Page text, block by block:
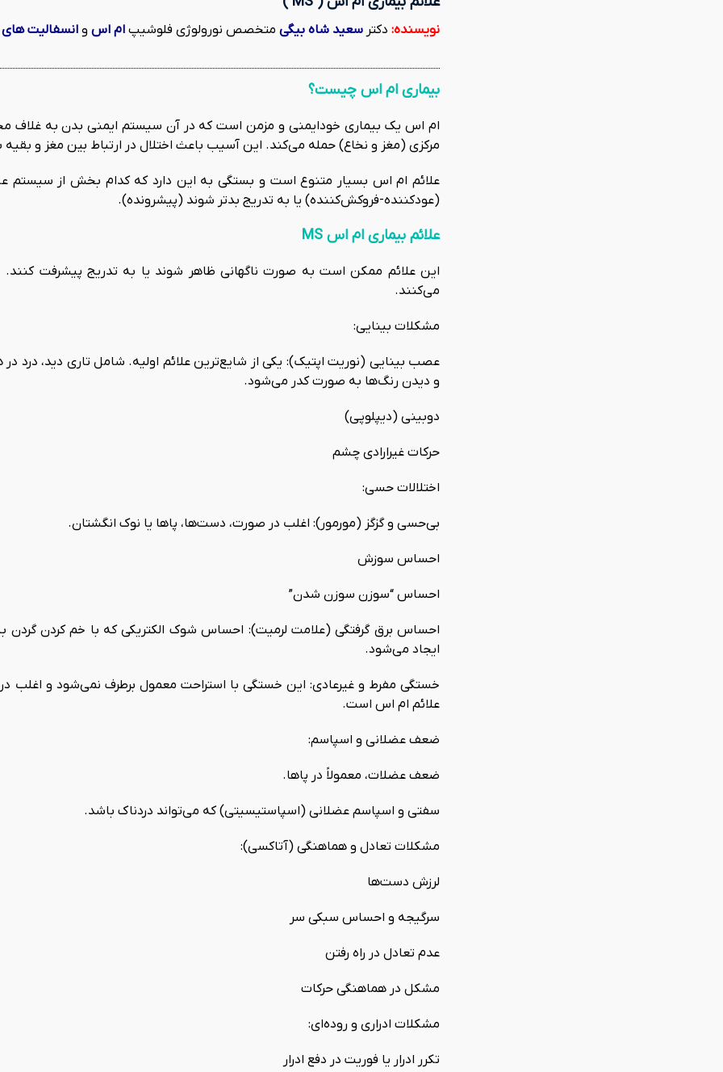
نویسنده: دکتر سعید شاه بیگی متخصص نورولوژی فلوشیپ ام اس و انسفالیت های
بیماری ام اس چیست؟
ام اس یک بیماری خودایمنی و مزمن است که در آن سیستم ایمنی بدن به
مرکزی (مغز و نخاع) حمله می‌کند. این آسیب باعث اختلال در ارتباط بین مغز و
علائم ام اس بسیار متنوع است و بستگی به این دارد که کدام بخش از سیستم
(عودکننده-فروکش‌کننده) یا به تدریج بدتر شوند (پیشرونده).
علائم بیماری ام اس MS
این علائم ممکن است به صورت ناگهانی ظاهر شوند یا به تدریج پیشرفت کنند.
می‌کنند.
مشکلات بینایی:
عصب بینایی (نوریت اپتیک): یکی از شایع‌ترین علائم اولیه. شامل تاری دید،
و دیدن رنگ‌ها به صورت کدر می‌شود.
دوبینی (دیپلوپی)
حرکات غیرارادی چشم
اختلالات حسی:
بی‌حسی و گزگز (مورمور): اغلب در صورت، دست‌ها، پاها یا نوک انگشتان.
احساس سوزش
احساس “سوزن سوزن شدن”
احساس برق گرفتگی (علامت لرمیت): احساس شوک الکتریکی که با خم کردن
ایجاد می‌شود.
خستگی مفرط و غیرعادی: این خستگی با استراحت معمول برطرف نمی‌شود و اغلب در
علائم ام اس است.
ضعف عضلانی و اسپاسم:
ضعف عضلات، معمولاً در پاها.
سفتی و اسپاسم عضلانی (اسپاستیسیتی) که می‌تواند دردناک باشد.
مشکلات تعادل و هماهنگی (آتاکسی):
لرزش دست‌ها
سرگیجه و احساس سبکی سر
عدم تعادل در راه رفتن
مشکل در هماهنگی حرکات
مشکلات ادراری و روده‌ای:
تکرر ادرار یا فوریت در دفع ادرار